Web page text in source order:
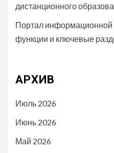
дистанционного
Портал информационной
функции и ключевые
АРХИВ
Июль 2026
Июнь 2026
Май 2026